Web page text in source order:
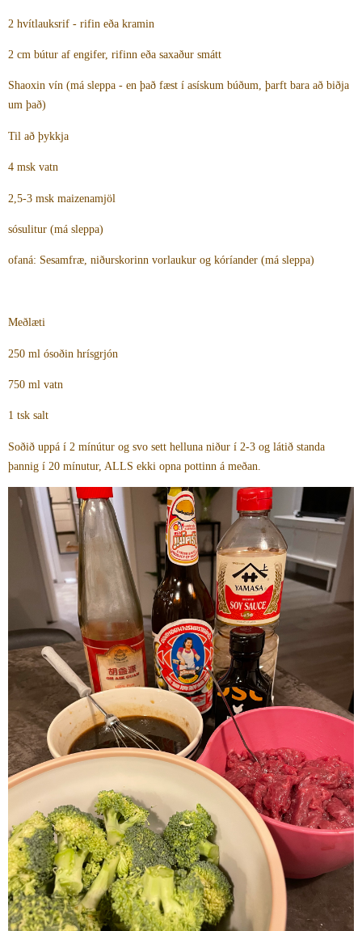
2 hvítlauksrif - rifin eða kramin
2 cm bútur af engifer, rifinn eða saxaður smátt
Shaoxin vín (má sleppa - en það fæst í asískum búðum, þarft bara að biðja
um það)
Til að þykkja
4 msk vatn
2,5-3 msk maizenamjöl
sósulitur (má sleppa)
ofaná: Sesamfræ, niðurskorinn vorlaukur og kóríander (má sleppa)
Meðlæti
250 ml ósoðin hrísgrjón
750 ml vatn
1 tsk salt
Soðið uppá í 2 mínútur og svo sett helluna niður í 2-3 og látið standa
þannig í 20 mínutur, ALLS ekki opna pottinn á meðan.